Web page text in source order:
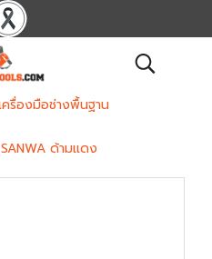
ครื่องมือช่างพื้นฐาน
ด้ามแดง